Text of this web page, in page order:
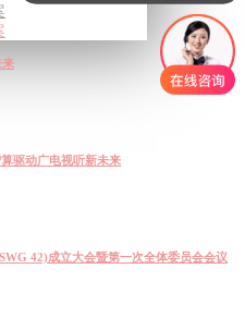
来
驱动广电视听新未来
42)成立大会暨第一次全体委员会会议